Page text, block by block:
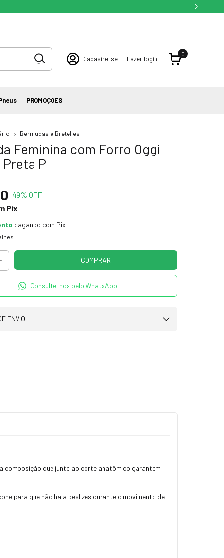
Cadastre-se | Fazer login
0
PROMOÇÕES
Bermudas e Bretelles
Feminina com Forro Oggi
P
49% OFF
Pix
pagando com Pix
Consulte-nos pelo WhatsApp
ENVIO
composição que junto ao corte anatômico garantem
para que não haja deslizes durante o movimento de